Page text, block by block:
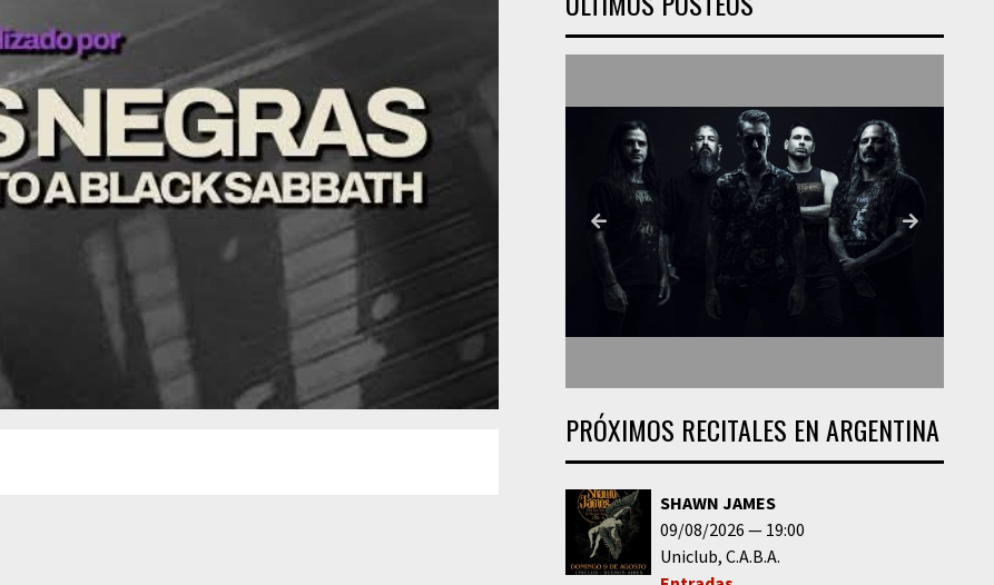
PRÓXIMOS RECITALES EN ARGENTINA
SHAWN JAMES
09/08/2026
19:00
Uniclub C.A.B.A.